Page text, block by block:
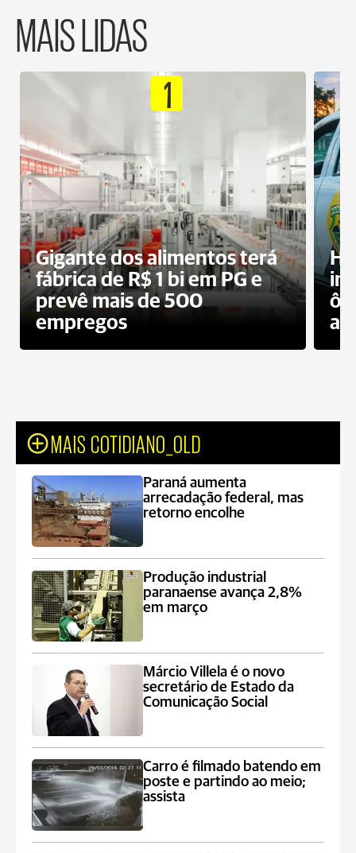
MAIS LIDAS
1
Gigante dos alimentos terá
fábrica de R$ 1 bi em PG e
prevê mais de 500
empregos
MAIS COTIDIANO_OLD
Paraná aumenta
arrecadação federal, mas
retorno encolhe
Produção industrial
paranaense avança 2,8%
em março
Márcio Villela é o novo
secretário de Estado da
Comunicação Social
Carro é filmado batendo em
poste e partindo ao meio;
assista